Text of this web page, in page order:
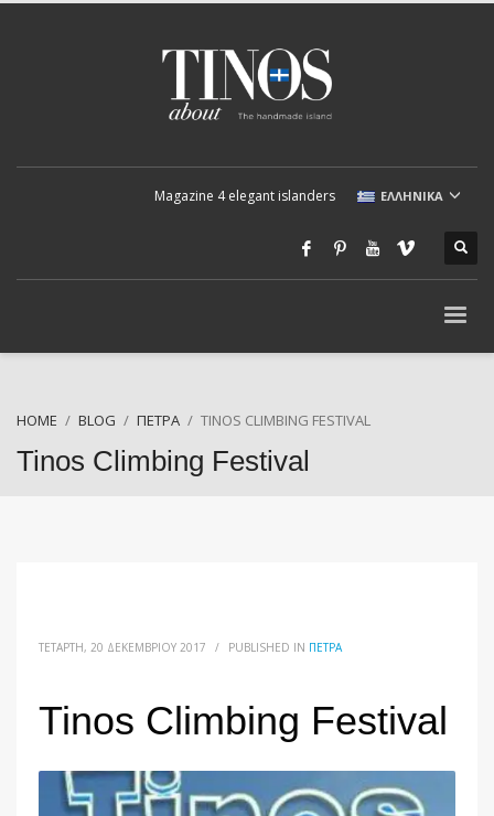
Magazine 4 elegant islanders ΕΛΛΗΝΙΚΆ
HOME BLOG ΠΈΤΡΑ TINOS CLIMBING FESTIVAL
Tinos Climbing Festival
ΤΕΤΆΡΤΗ, 20 ΔΕΚΕΜΒΡΊΟΥ 2017 / PUBLISHED IN ΠΈΤΡΑ
Tinos Climbing Festival